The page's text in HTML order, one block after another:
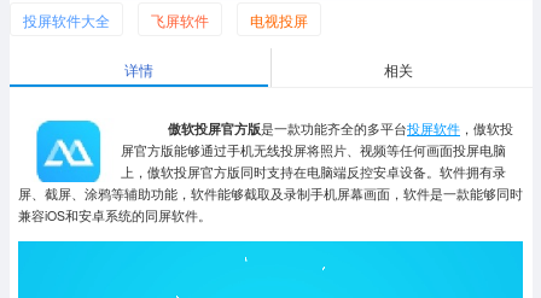
投屏软件大全 飞屏软件 电视投屏
详情 相关
傲软投屏官方版是一款功能齐全的多平台投屏软件 ，傲软投
屏官方版能够通过手机无线投屏将照片、视频等任何画面投屏电脑
上，傲软投屏官方版同时支持在电脑端反控安卓设备。软件拥有录
屏、截屏、涂鸦等辅助功能，软件能够截取及录制手机屏幕画面，软件是一款能够同时
兼容iOS和安卓系统的同屏软件。